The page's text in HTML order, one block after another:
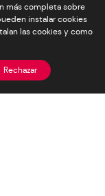
más completa sobre
instalar cookies
las cookies y como
Rechazar